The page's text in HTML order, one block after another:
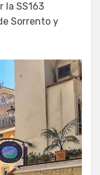
la SS163
Sorrento y